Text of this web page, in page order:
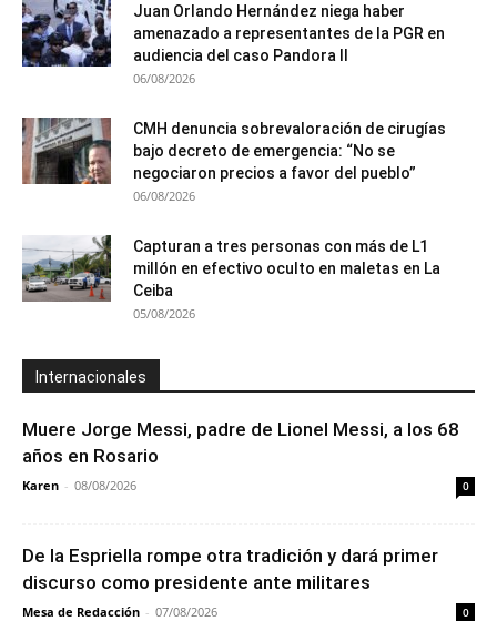
Juan Orlando Hernández niega haber
amenazado a representantes de la PGR en
audiencia del caso Pandora II
06/08/2026
CMH denuncia sobrevaloración de cirugías
bajo decreto de emergencia: “No se
negociaron precios a favor del pueblo”
06/08/2026
Capturan a tres personas con más de L1
millón en efectivo oculto en maletas en La
Ceiba
05/08/2026
Internacionales
Muere Jorge Messi, padre de Lionel Messi, a los 68
años en Rosario
Karen - 08/08/2026 0
De la Espriella rompe otra tradición y dará primer
discurso como presidente ante militares
Mesa de Redacción - 07/08/2026 0